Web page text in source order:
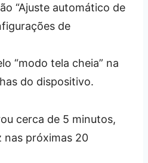
“Ajuste automático de
de
“modo tela cheia” na
do dispositivo.
cerca de 5 minutos,
nas próximas 20